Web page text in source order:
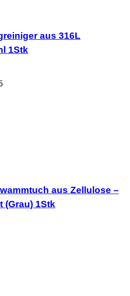
aus 316L
1Stk
aus Zellulose –
(Grau) 1Stk